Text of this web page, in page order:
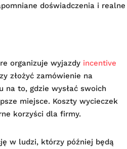
doświadczenia i realne
organizuje wyjazdy incentive
złożyć zamówienie na
na to, gdzie wysłać swoich
miejsce. Koszty wycieczek
korzyści dla firmy.
w ludzi, którzy później będą